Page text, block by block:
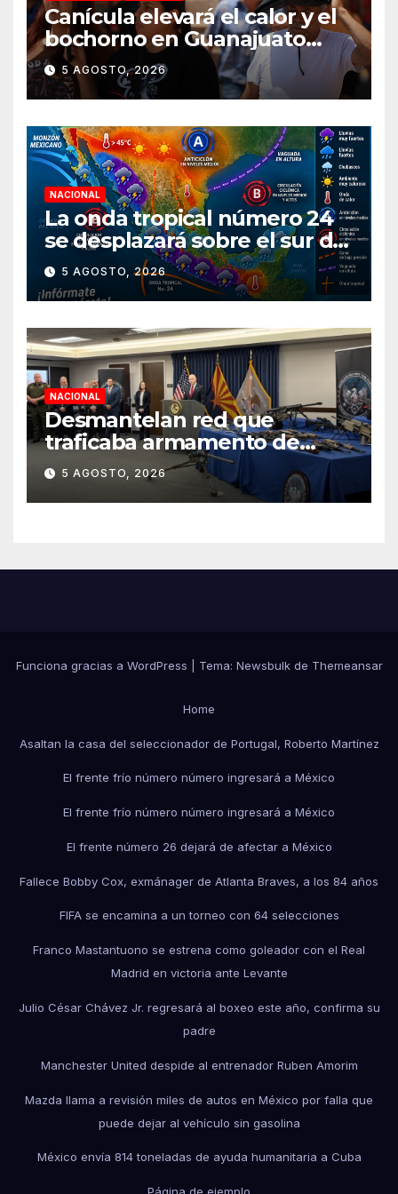
Canícula elevará el calor y el
bochorno en Guanajuato
durante agosto
5 AGOSTO, 2026
NACIONAL
La onda tropical número 24
se desplazará sobre el sur del
territorio nacional
5 AGOSTO, 2026
NACIONAL
Desmantelan red que
traficaba armamento de
Arizona a México
5 AGOSTO, 2026
Funciona gracias a WordPress Tema: Newsbulkde Themeansar
Home
Asaltan la casa del seleccionador de Portugal, Roberto Martínez
El frente frío número número ingresará a México
El frente frío número número ingresará a México
El frente número 26 dejará de afectar a México
Fallece Bobby Cox, exmánager de Atlanta Braves, a los 84 años
FIFA se encamina a un torneo con 64 selecciones
Franco Mastantuono se estrena como goleador con el Real
Madrid en victoria ante Levante
Julio César Chávez Jr. regresará al boxeo este año, confirma su
padre
Manchester United despide al entrenador Ruben Amorim
Mazda llama a revisión miles de autos en México por falla que
puede dejar al vehículo sin gasolina
México envía 814 toneladas de ayuda humanitaria a Cuba